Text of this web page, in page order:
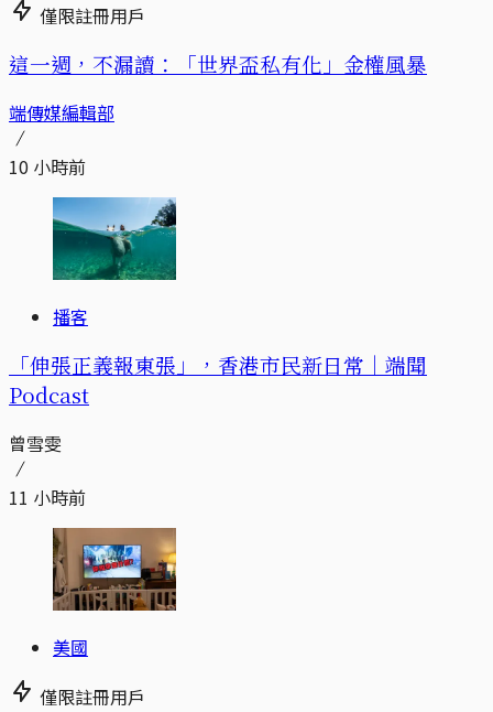
僅限註冊用戶
這一週，不漏讀：「世界盃私有化」金權風暴
端傳媒編輯部
10 小時前
播客
「伸張正義報東張」，香港市民新日常｜端聞
Podcast
曾雪雯
11 小時前
美國
僅限註冊用戶